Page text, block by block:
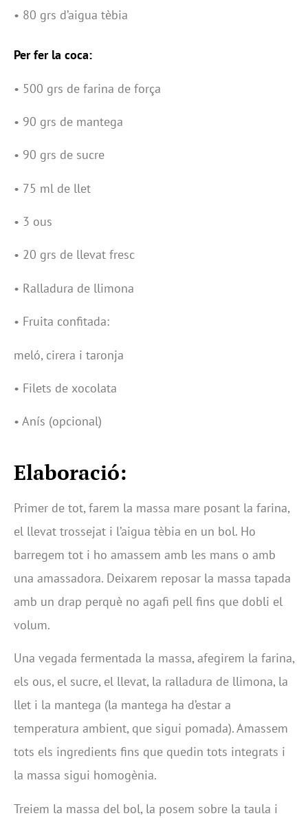
• 80 grs d’aigua tèbia
Per fer la coca:
• 500 grs de farina de força
• 90 grs de mantega
• 90 grs de sucre
• 75 ml de llet
• 3 ous
• 20 grs de llevat fresc
• Ralladura de llimona
• Fruita confitada:
meló, cirera i taronja
• Filets de xocolata
• Anís (opcional)
Elaboració:
Primer de tot, farem la massa mare posant la farina,
el llevat trossejat i l’aigua tèbia en un bol. Ho
barregem tot i ho amassem amb les mans o amb
una amassadora. Deixarem reposar la massa tapada
amb un drap perquè no agafi pell fins que dobli el
volum.
Una vegada fermentada la massa, afegirem la farina,
els ous, el sucre, el llevat, la ralladura de llimona, la
llet i la mantega (la mantega ha d’estar a
temperatura ambient, que sigui pomada). Amassem
tots els ingredients fins que quedin tots integrats i
la massa sigui homogènia.
Treiem la massa del bol, la posem sobre la taula i